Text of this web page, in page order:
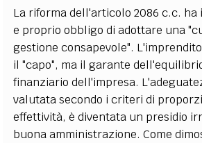
La riforma dell'articolo 2086 c.c.
e proprio obbligo di adottare una
gestione consapevole".
il "capo", ma il garante
finanziario dell'impresa.
valutata secondo i criteri di
effettività, è diventata un presidio
buona amministrazione. Come